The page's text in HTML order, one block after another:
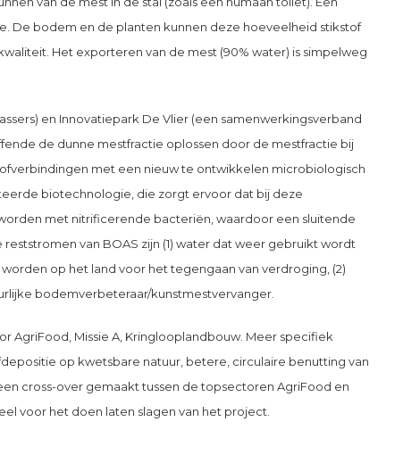
De bodem en de planten kunnen deze hoeveelheid stikstof
Het exporteren van de mest (90% water) is simpelweg
en Innovatiepark De Vlier (een samenwerkingsverband
de dunne mestfractie oplossen door de mestfractie bij
met een nieuw te ontwikkelen microbiologisch
biotechnologie, die zorgt ervoor dat bij deze
met nitrificerende bacteriën, waardoor een sluitende
van BOAS zijn (1) water dat weer gebruikt wordt
op het land voor het tegengaan van verdroging, (2)
bodemverbeteraar/kunstmestvervanger.
AgriFood, Missie A, Kringlooplandbouw. Meer specifiek
op kwetsbare natuur, betere, circulaire benutting van
cross-over gemaakt tussen de topsectoren AgriFood en
voor het doen laten slagen van het project.